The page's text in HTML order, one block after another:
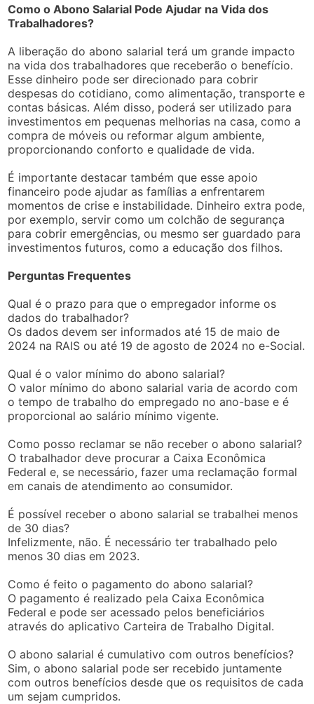
Como o Abono Salarial Pode Ajudar na Vida dos
Trabalhadores?
A liberação do abono salarial terá um grande impacto
na vida dos trabalhadores que receberão o benefício.
Esse dinheiro pode ser direcionado para cobrir
despesas do cotidiano, como alimentação, transporte e
contas básicas. Além disso, poderá ser utilizado para
investimentos em pequenas melhorias na casa, como a
compra de móveis ou reformar algum ambiente,
proporcionando conforto e qualidade de vida.
É importante destacar também que esse apoio
financeiro pode ajudar as famílias a enfrentarem
momentos de crise e instabilidade. Dinheiro extra pode,
por exemplo, servir como um colchão de segurança
para cobrir emergências, ou mesmo ser guardado para
investimentos futuros, como a educação dos filhos.
Perguntas Frequentes
Qual é o prazo para que o empregador informe os
dados do trabalhador?
Os dados devem ser informados até 15 de maio de
2024 na RAIS ou até 19 de agosto de 2024 no e-Social.
Qual é o valor mínimo do abono salarial?
O valor mínimo do abono salarial varia de acordo com
o tempo de trabalho do empregado no ano-base e é
proporcional ao salário mínimo vigente.
Como posso reclamar se não receber o abono salarial?
O trabalhador deve procurar a Caixa Econômica
Federal e, se necessário, fazer uma reclamação formal
em canais de atendimento ao consumidor.
É possível receber o abono salarial se trabalhei menos
de 30 dias?
Infelizmente, não. É necessário ter trabalhado pelo
menos 30 dias em 2023.
Como é feito o pagamento do abono salarial?
O pagamento é realizado pela Caixa Econômica
Federal e pode ser acessado pelos beneficiários
através do aplicativo Carteira de Trabalho Digital.
O abono salarial é cumulativo com outros benefícios?
Sim, o abono salarial pode ser recebido juntamente
com outros benefícios desde que os requisitos de cada
um sejam cumpridos.